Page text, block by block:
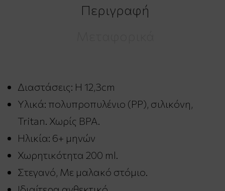
Περιγραφή
Διαστάσεις: H 12,3cm
Υλικά: πολυπροπυλένιο (PP), σιλικόνη,
Tritan. Χωρίς ΒPA.
Ηλικία: 6+ μηνών
Χωρητικότητα 200 ml.
Στεγανό, Με μαλακό στόμιο.